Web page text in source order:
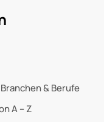
& Berufe
A – Z